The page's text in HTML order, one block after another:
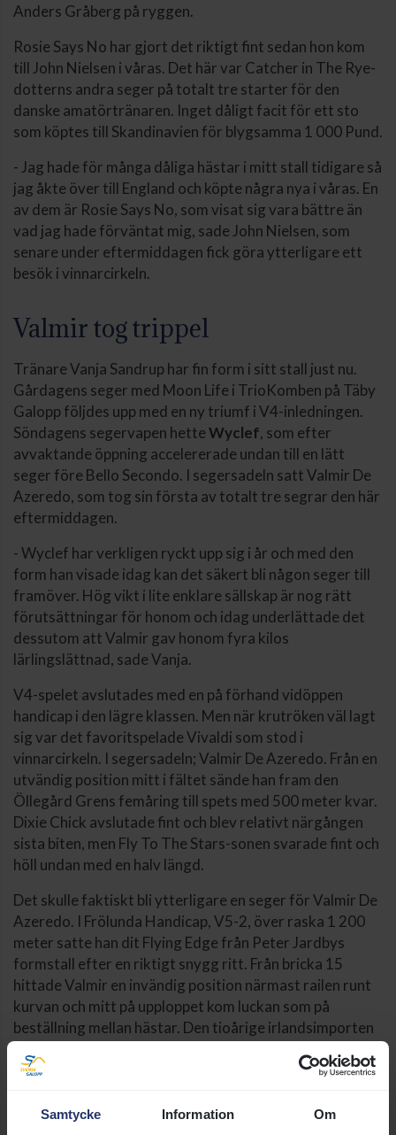
Samtycke Information Om
Anders Gråberg på ryggen.
Rosie Says No har gjort det riktigt fint sedan hon kom
till John Nielsen i våras. Det här var Catcher in The Rye-
dotterns andra seger på totalt tre starter för den
danske amatörtränaren. Inget dåligt facit för ett sto
som köptes till Skandinavien för blygsamma 1 000 Pund.
- Jag hade för många dåliga hästar i mitt stall tidigare så
jag åkte över till England och köpte några nya i våras. En
av dem är Rosie Says No, som visat sig vara bättre än
vad jag hade förväntat mig, sade John Nielsen, som
senare under eftermiddagen fick göra ytterligare ett
besök i vinnarcirkeln.
Valmir tog trippel
Tränare Vanja Sandrup har fin form i sitt stall just nu.
Gårdagens seger med Moon Life i TrioKomben på Täby
Galopp följdes upp med en ny triumf i V4-inledningen.
Söndagens segervapen hetteWyclef, som efter
avvaktande öppning accelererade undan till en lätt
seger före Bello Secondo. I segersadeln satt Valmir De
Azeredo, som tog sin första av totalt tre segrar den här
eftermiddagen.
- Wyclef har verkligen ryckt upp sig i år och med den
form han visade idag kan det säkert bli någon seger till
framöver. Hög vikt i lite enklare sällskap är nog rätt
förutsättningar för honom och idag underlättade det
dessutom att Valmir gav honom fyra kilos
lärlingslättnad, sade Vanja.
V4-spelet avslutades med en på förhand vidöppen
handicap i den lägre klassen. Men när krutröken väl lagt
sig var det favoritspelade Vivaldi som stod i
vinnarcirkeln. I segersadeln; Valmir De Azeredo. Från en
utvändig position mitt i fältet sände han fram den
Öllegård Grens femåring till spets med 500 meter kvar.
Dixie Chick avslutade fint och blev relativt närgången
sista biten, men Fly To The Stars-sonen svarade fint och
höll undan med en halv längd.
Det skulle faktiskt bli ytterligare en seger för Valmir De
Azeredo. I Frölunda Handicap, V5-2, över raska 1 200
meter satte han dit Flying Edge från Peter Jardbys
formstall efter en riktigt snygg ritt. Från bricka 15
hittade Valmir en invändig position närmast railen runt
kurvan och mitt på upploppet kom luckan som på
beställning mellan hästar. Den tioårige irlandsimporten
tvålängdersviktoria.
- Valmir är jätteduktig på att rida och lärlingslättnaden
är naturligtvis något vi uppskattar. Hög vikt i lite sämre